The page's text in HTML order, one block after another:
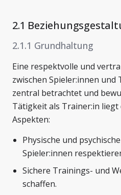
2.1
2.1.1 Grundhaltung
Eine respektvolle und
zwischen Spieler:innen und
zentral betrachtet und
Tätigkeit als Trainer:in
Aspekten:
Physische und
Spieler:innen
Sichere Trainings- und
schaffen.